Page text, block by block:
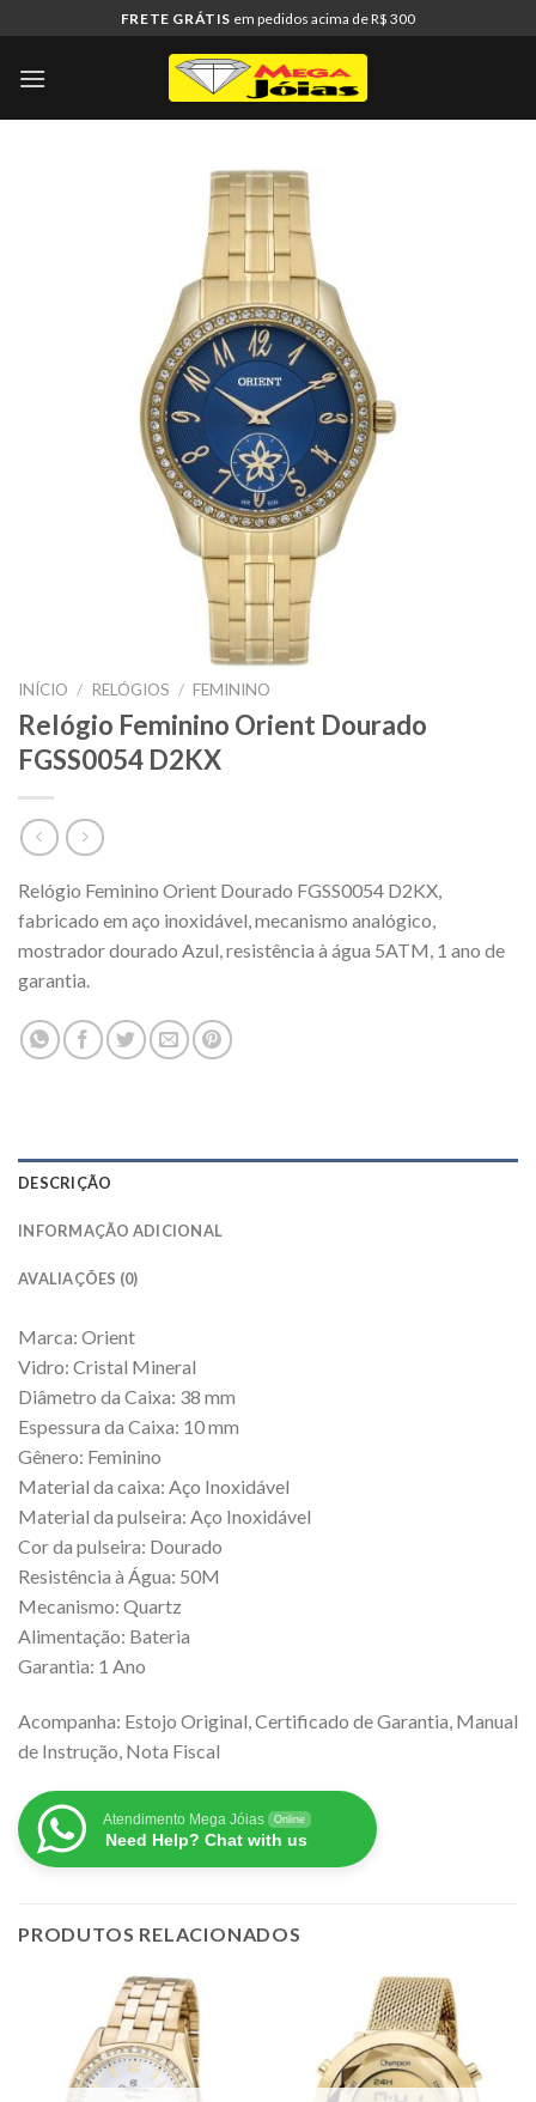
to
content
FRETE GRÁTIS em pedidos acima de R$ 300
INÍCIO / RELÓGIOS / FEMININO
Relógio Feminino Orient Dourado
FGSS0054 D2KX
Relógio Feminino Orient Dourado FGSS0054 D2KX,
fabricado em aço inoxidável, mecanismo analógico,
mostrador dourado Azul, resistência à água 5ATM, 1 ano de
garantia.
DESCRIÇÃO
INFORMAÇÃO ADICIONAL
AVALIAÇÕES (0)
Marca: Orient
Vidro: Cristal Mineral
Diâmetro da Caixa: 38 mm
Espessura da Caixa: 10 mm
Gênero: Feminino
Material da caixa: Aço Inoxidável
Material da pulseira: Aço Inoxidável
Cor da pulseira: Dourado
Resistência à Água: 50M
Mecanismo: Quartz
Alimentação: Bateria
Garantia: 1 Ano
Acompanha: Estojo Original, Certificado de Garantia, Manual
de Instrução, Nota Fiscal
Atendimento Mega Jóias Online
Need Help? Chat with us
PRODUTOS RELACIONADOS